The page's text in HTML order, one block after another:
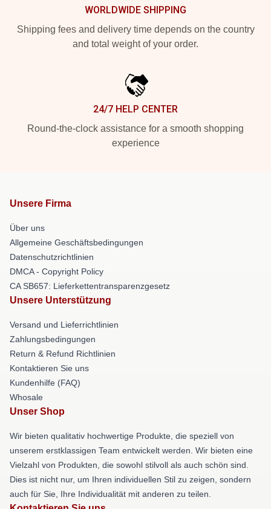
WORLDWIDE SHIPPING
Shipping fees and delivery time depends on the country
and total weight of your order.
24/7 HELP CENTER
Round-the-clock assistance for a smooth shopping
experience
Unsere Firma
Über uns
Allgemeine Geschäftsbedingungen
Datenschutzrichtlinien
DMCA - Copyright Policy
CA SB657: Lieferkettentransparenzgesetz
Unsere Unterstützung
Versand und Lieferrichtlinien
Zahlungsbedingungen
Return & Refund Richtlinien
Kontaktieren Sie uns
Kundenhilfe (FAQ)
Whosale
Unser Shop
Wir bieten qualitativ hochwertige Produkte, die speziell von
unserem erstklassigen Team entwickelt werden. Wir bieten eine
Vielzahl von Produkten, die sowohl stilvoll als auch schön sind.
Dies ist nicht nur, um Ihren individuellen Stil zu zeigen, sondern
auch für Sie, Ihre Individualität mit anderen zu teilen.